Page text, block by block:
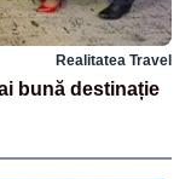
Realitatea Travel
bună destinație